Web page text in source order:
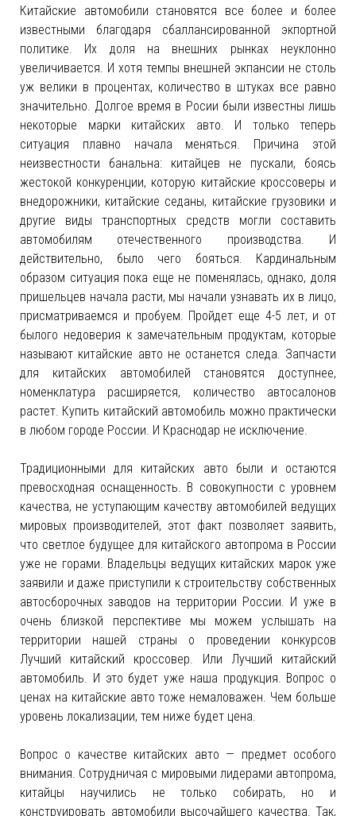
Китайские автомобили становятся все более и более
известными благодаря сбаллансированной экпортной
политике. Их доля на внешних рынках неуклонно
увеличивается. И хотя темпы внешней экпансии не столь
уж велики в процентах, количество в штуках все равно
значительно. Долгое время в Росии были известны лишь
некоторые марки китайских авто. И только теперь
ситуация плавно начала меняться. Причина этой
неизвестности банальна: китайцев не пускали, боясь
жестокой конкуренции, которую китайские кроссоверы и
внедорожники, китайские седаны, китайские грузовики и
другие виды транспортных средств могли составить
автомобилям отечественного производства. И
действительно, было чего бояться. Кардинальным
образом ситуация пока еще не поменялась, однако, доля
пришельцев начала расти, мы начали узнавать их в лицо,
присматриваемся и пробуем. Пройдет еще 4-5 лет, и от
былого недоверия к замечательным продуктам, которые
называют китайские авто не останется следа. Запчасти
для китайских автомобилей становятся доступнее,
номенклатура расширяется, количество автосалонов
растет. Купить китайский автомобиль можно практически
в любом городе России. И Краснодар не исключение.
Традиционными для китайских авто были и остаются
превосходная оснащенность. В совокупности с уровнем
качества, не уступающим качеству автомобилей ведущих
мировых производителей, этот факт позволяет заявить,
что светлое будущее для китайского автопрома в России
уже не горами. Владельцы ведущих китайских марок уже
заявили и даже приступили к строительству собственных
автосборочных заводов на территории России. И уже в
очень близкой перспективе мы можем услышать на
территории нашей страны о проведении конкурсов
Лучший китайский кроссовер. Или Лучший китайский
автомобиль. И это будет уже наша продукция. Вопрос о
ценах на китайские авто тоже немаловажен. Чем больше
уровень локализации, тем ниже будет цена.
Вопрос о качестве китайских авто — предмет особого
внимания. Сотрудничая с мировыми лидерами автопрома,
китайцы научились не только собирать, но и
конструировать автомобили высочайшего качества. Так,